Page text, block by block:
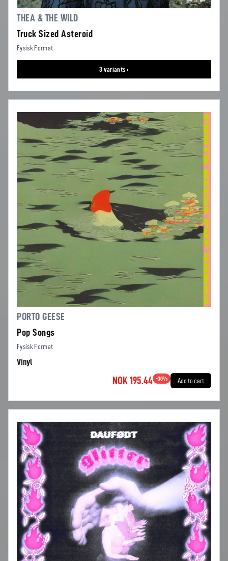
THEA & THE WILD
Truck Sized Asteroid
Fysisk Format
3 variants ›
PORTO GEESE
Pop Songs
Fysisk Format
Vinyl
NOK 195.44 -30% Add to cart